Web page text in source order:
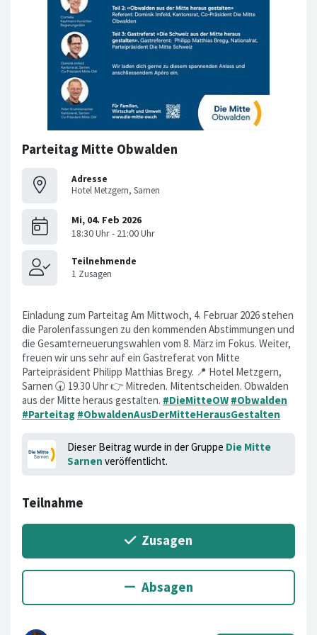
Parteitag Mitte Obwalden
Adresse
Hotel Metzgern, Sarnen
Einladung zum Parteitag Am Mittwoch, 4. Februar 2026 stehen
die Parolenfassungen zu den kommenden Abstimmungen und
die Gesamterneuerungswahlen vom 8. März im Fokus. Weiter,
freuen wir uns sehr auf ein Gastreferat von Mitte
Parteipräsident Philipp Matthias Bregy. 📍 Hotel Metzgern,
Sarnen 🕢 19.30 Uhr 👉 Mitreden. Mitentscheiden. Obwalden
aus der Mitte heraus gestalten. #DieMitteOW #Obwalden
#Parteitag #ObwaldenAusDerMitteHerausGestalten
Dieser Beitrag wurde in der Gruppe Die Mitte
Sarnen veröffentlicht.